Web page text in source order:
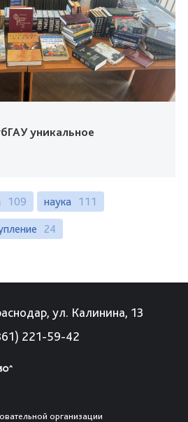
уникальное
109 наука 111
24
ул. Калинина, 13
221-59-42
организации